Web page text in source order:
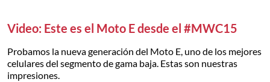
Video: Este es el Moto E desde el #MWC15
Probamos la nueva generación del Moto E, uno de los mejores
celulares del segmento de gama baja. Estas son nuestras
impresiones.